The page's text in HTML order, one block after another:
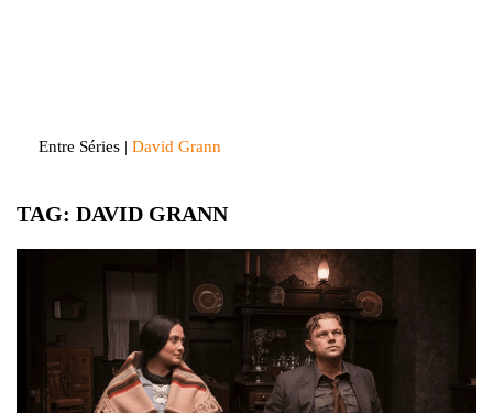
Entre Séries | David Grann
TAG: DAVID GRANN